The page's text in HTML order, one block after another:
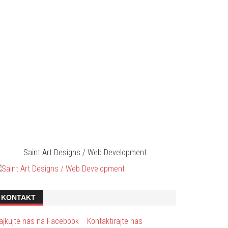
Saint Art Designs / Web Development
KONTAKT
nas na Facebook Kontaktirajte nas